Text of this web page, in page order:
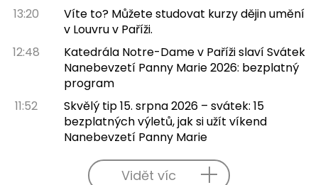
13:20
Víte to? Můžete studovat kurzy dějin umění
v Louvru v Paříži.
12:48
Katedrála Notre-Dame v Paříži slaví Svátek
Nanebevzetí Panny Marie 2026: bezplatný
program
11:52
Skvělý tip 15. srpna 2026 – svátek: 15
bezplatných výletů, jak si užít víkend
Nanebevzetí Panny Marie
Vidět víc